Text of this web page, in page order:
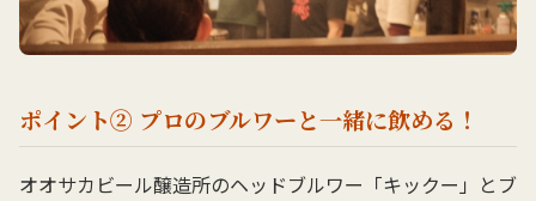
ポイント② プロのブルワーと一緒に飲める！
オオサカビール醸造所のヘッドブルワー「キックー」とブ